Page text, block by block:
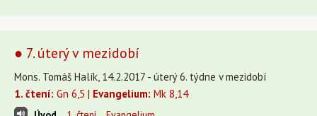
● 7. úterý v mezidobí
Mons. Tomáš Halík, 14.2.2017 - úterý 6. týdne v mezidobí
1. čtení: Gn 6,5 | Evangelium: Mk 8,14